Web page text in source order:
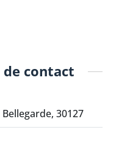
contact
30127